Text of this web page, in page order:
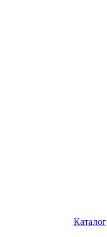
Каталог